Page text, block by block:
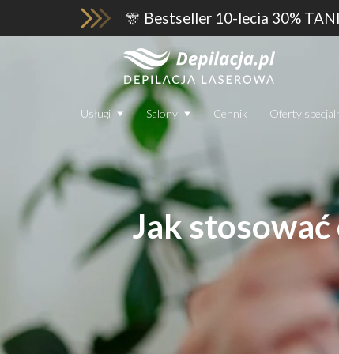
🎊 Bestseller 10-lecia 30%
Usługi Salony Cennik Oferty
Jak